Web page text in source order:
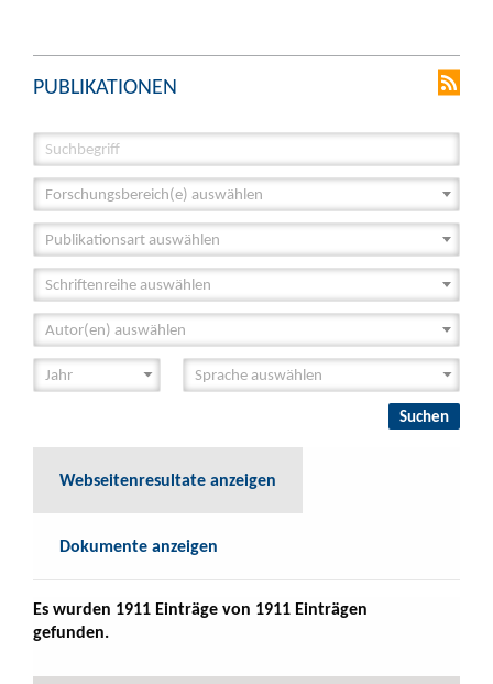
PUBLIKATIONEN
Forschungsbereich(e) auswählen
Publikationsart auswählen
Schriftenreihe auswählen
Autor(en) auswählen
Webseitenresultate anzeigen
Dokumente anzeigen
Es wurden 1911 Einträge von 1911 Einträgen
gefunden.